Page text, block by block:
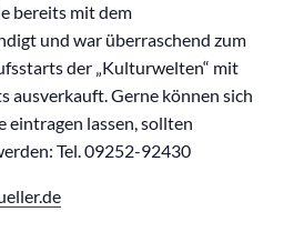
bereits mit dem
und war überraschend zum
der „Kulturwelten“ mit
ausverkauft. Gerne können sich
eintragen lassen, sollten
Tel. 09252-92430